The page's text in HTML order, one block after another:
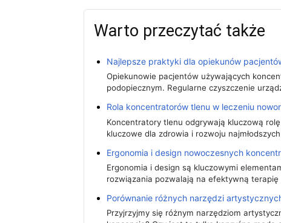
Warto przeczytać także
Najlepsze praktyki dla opiekunów
Opiekunowie pacjentów używających
podopiecznym. Regularne czyszczenie
Rola koncentratorów tlenu w leczeniu
Koncentratory tlenu odgrywają kluczową
kluczowe dla zdrowia i rozwoju
Ergonomia i design nowoczesnych
Ergonomia i design są kluczowymi
rozwiązania pozwalają na efektywną
Porównanie różnych narzędzi
Przyjrzyjmy się różnym narzędziom